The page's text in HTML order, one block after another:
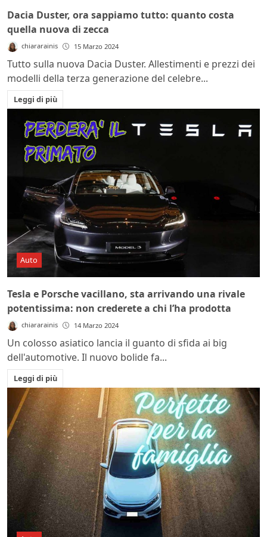
Dacia Duster, ora sappiamo tutto: quanto costa
quella nuova di zecca
chiararainis 15 Marzo 2024
Tutto sulla nuova Dacia Duster. Allestimenti e prezzi dei
modelli della terza generazione del celebre...
Leggi di più
Auto
Tesla e Porsche vacillano, sta arrivando una rivale
potentissima: non crederete a chi l’ha prodotta
chiararainis 14 Marzo 2024
Un colosso asiatico lancia il guanto di sfida ai big
dell'automotive. Il nuovo bolide fa...
Leggi di più